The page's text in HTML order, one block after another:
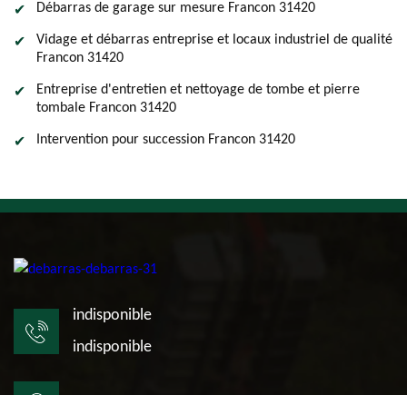
Débarras de garage sur mesure Francon 31420
Vidage et débarras entreprise et locaux industriel de qualité
Francon 31420
Entreprise d'entretien et nettoyage de tombe et pierre
tombale Francon 31420
Intervention pour succession Francon 31420
indisponible
indisponible